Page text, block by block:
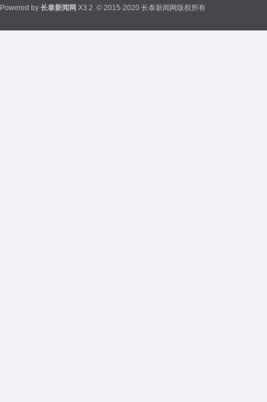
Powered by 长泰新闻网 X3.2 © 2015-2020 长泰新闻网版权所有